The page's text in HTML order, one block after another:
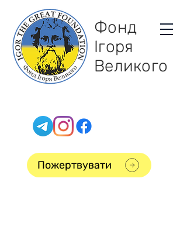
Фонд
Ігоря
Великого
Пожертвувати